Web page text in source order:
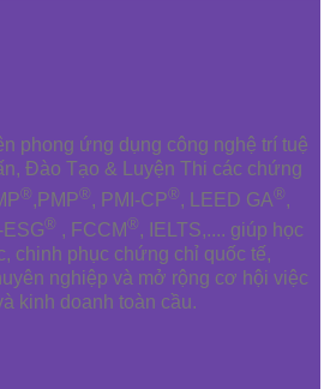
phong ứng dụng công nghệ trí tuệ
Đào Tạo & Luyện Thi các chứng
®,PMP®, PMI-CP®, LEED GA®,
ESG® , FCCM®, IELTS,.... giúp học
chinh phục chứng chỉ quốc tế,
nghiệp và mở rộng cơ hội việc
kinh doanh toàn cầu.